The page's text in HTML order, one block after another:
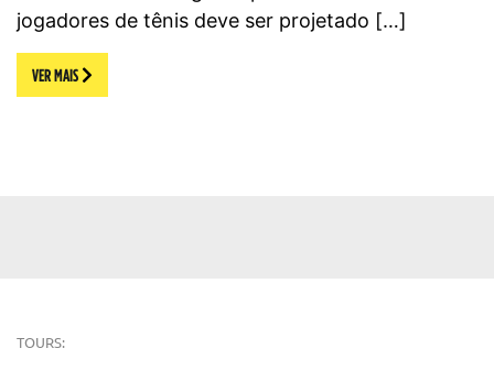
jogadores de tênis deve ser projetado […]
VER MAIS
TOURS: